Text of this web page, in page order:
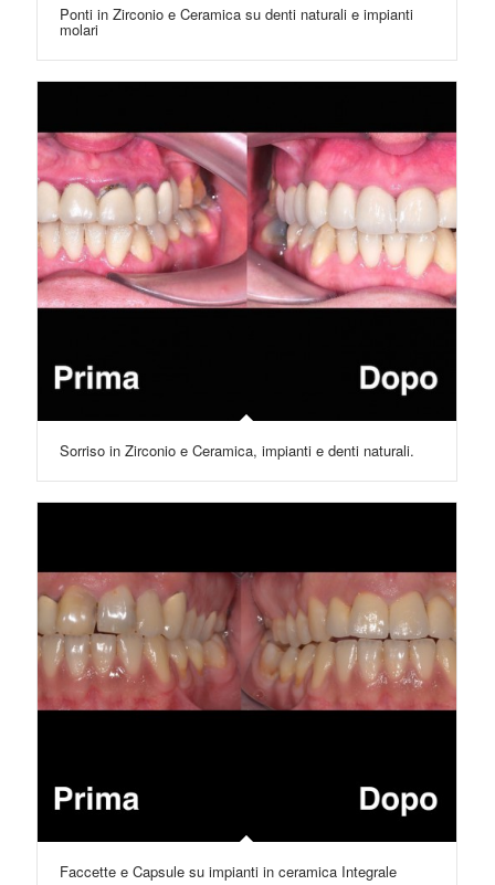
Ponti in Zirconio e Ceramica su denti naturali e impianti
molari
Sorriso in Zirconio e Ceramica, impianti e denti naturali.
Faccette e Capsule su impianti in ceramica Integrale